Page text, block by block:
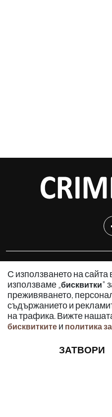
С използването на сайта
използваме „бисквитки"
преживяването,
съдържанието и
на трафика. Вижте
бисквитките и политика
ЗАТВОРИ
ПО
Използването и
съдържание на